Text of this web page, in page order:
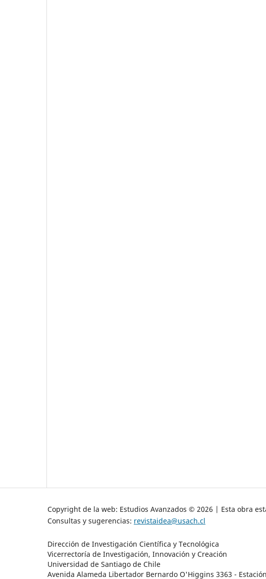
Copyright de la web: Estudios Avanzados © 2026 | Esta obra
Consultas y sugerencias: revistaidea@usach.cl
Dirección de Investigación Científica y Tecnológica
Vicerrectoría de Investigación, Innovación y Creación
Universidad de Santiago de Chile
Avenida Alameda Libertador Bernardo O'Higgins 3363 -